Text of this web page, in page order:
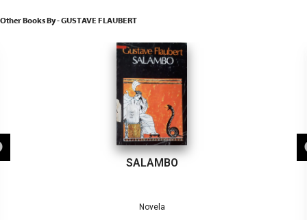
Other Books By - GUSTAVE FLAUBERT
SALAMBO
Novela